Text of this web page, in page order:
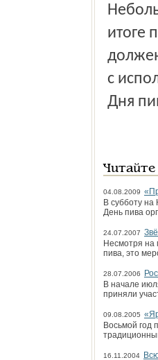
итоге
с
Дня
04.08.2009
В субботу
День пива
24.07.2007
Несмотря на
пива, это
28.07.2006
В начале
приняли
09.08.2005
Восьмой год
16.11.2004